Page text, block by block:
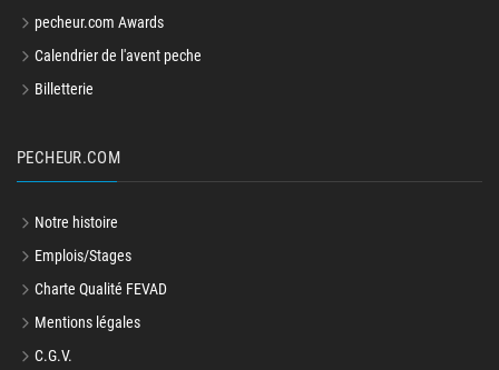
pecheur.com Awards
Calendrier de l'avent peche
Billetterie
PECHEUR.COM
Notre histoire
Emplois/Stages
Charte Qualité FEVAD
Mentions légales
C.G.V.